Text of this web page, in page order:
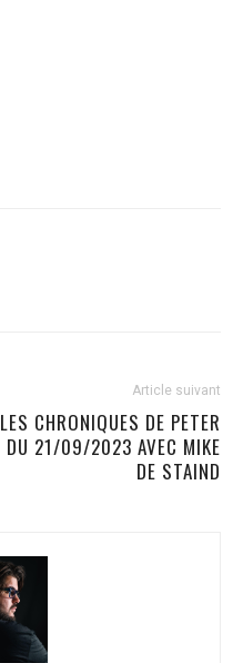
Article suivant
LES CHRONIQUES DE PETER
DU 21/09/2023 AVEC MIKE
DE STAIND